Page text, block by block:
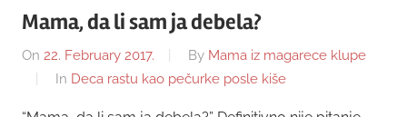
Mama, da li sam ja debela?
On 22. February 2017. By Mama iz magarece klupe
In Deca rastu kao pečurke posle kiše